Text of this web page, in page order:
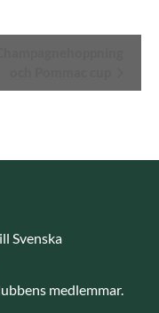
Svenska
medlemmar.